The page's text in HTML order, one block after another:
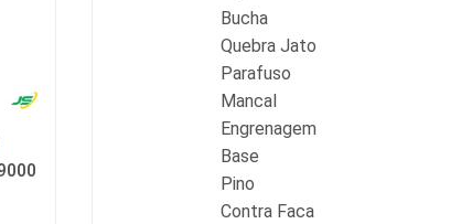
Bucha
Quebra Jato
Parafuso
Mancal
Engrenagem
Base
Pino
Contra Faca